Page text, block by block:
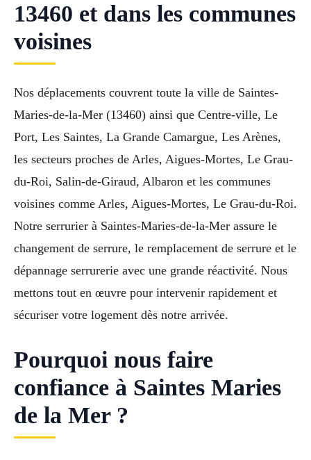
13460 et dans les communes
voisines
Nos déplacements couvrent toute la ville de Saintes-
Maries-de-la-Mer (13460) ainsi que Centre-ville, Le
Port, Les Saintes, La Grande Camargue, Les Arènes,
les secteurs proches de Arles, Aigues-Mortes, Le Grau-
du-Roi, Salin-de-Giraud, Albaron et les communes
voisines comme Arles, Aigues-Mortes, Le Grau-du-Roi.
Notre serrurier à Saintes-Maries-de-la-Mer assure le
changement de serrure, le remplacement de serrure et le
dépannage serrurerie avec une grande réactivité. Nous
mettons tout en œuvre pour intervenir rapidement et
sécuriser votre logement dès notre arrivée.
Pourquoi nous faire
confiance à Saintes Maries
de la Mer ?